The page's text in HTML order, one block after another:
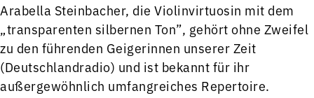
Arabella Steinbacher, die Violinvirtuosin mit dem
„transparenten silbernen Ton”, gehört ohne Zweifel
zu den führenden Geigerinnen unserer Zeit
(Deutschlandradio) und ist bekannt für ihr
außergewöhnlich umfangreiches Repertoire.